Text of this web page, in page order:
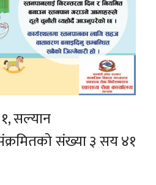
सल्यान
संख्या ३ सय ४१